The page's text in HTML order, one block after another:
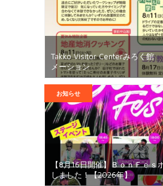
Takko Visitor Centerみろく館
メーション
お知らせ
【8月16日開催】ＢｏｎＦｅｓ
しました！【2026年】